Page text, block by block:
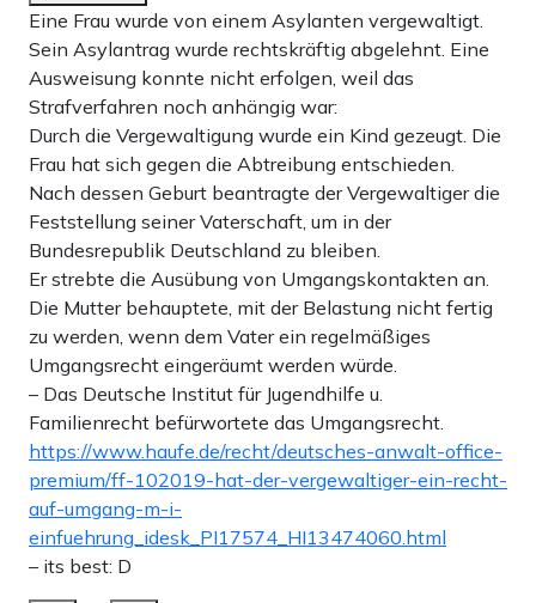
Eine Frau wurde von einem Asylanten vergewaltigt.
Sein Asylantrag wurde rechtskräftig abgelehnt. Eine
Ausweisung konnte nicht erfolgen, weil das
Strafverfahren noch anhängig war:
Durch die Vergewaltigung wurde ein Kind gezeugt. Die
Frau hat sich gegen die Abtreibung entschieden.
Nach dessen Geburt beantragte der Vergewaltiger die
Feststellung seiner Vaterschaft, um in der
Bundesrepublik Deutschland zu bleiben.
Er strebte die Ausübung von Umgangskontakten an.
Die Mutter behauptete, mit der Belastung nicht fertig
zu werden, wenn dem Vater ein regelmäßiges
Umgangsrecht eingeräumt werden würde.
– Das Deutsche Institut für Jugendhilfe u.
Familienrecht befürwortete das Umgangsrecht.
https://www.haufe.de/recht/deutsches-anwalt-office-
premium/ff-102019-hat-der-vergewaltiger-ein-recht-
auf-umgang-m-i-
einfuehrung_idesk_PI17574_HI13474060.html
– its best: D